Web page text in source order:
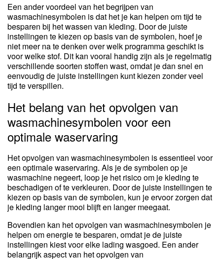
Een ander voordeel van het begrijpen van
wasmachinesymbolen is dat het je kan helpen om tijd te
besparen bij het wassen van kleding. Door de juiste
instellingen te kiezen op basis van de symbolen, hoef je
niet meer na te denken over welk programma geschikt is
voor welke stof. Dit kan vooral handig zijn als je regelmatig
verschillende soorten stoffen wast, omdat je dan snel en
eenvoudig de juiste instellingen kunt kiezen zonder veel
tijd te verspillen.
Het belang van het opvolgen van
wasmachinesymbolen voor een
optimale waservaring
Het opvolgen van wasmachinesymbolen is essentieel voor
een optimale waservaring. Als je de symbolen op je
wasmachine negeert, loop je het risico om je kleding te
beschadigen of te verkleuren. Door de juiste instellingen te
kiezen op basis van de symbolen, kun je ervoor zorgen dat
je kleding langer mooi blijft en langer meegaat.
Bovendien kan het opvolgen van wasmachinesymbolen je
helpen om energie te besparen, omdat je de juiste
instellingen kiest voor elke lading wasgoed. Een ander
belangrijk aspect van het opvolgen van